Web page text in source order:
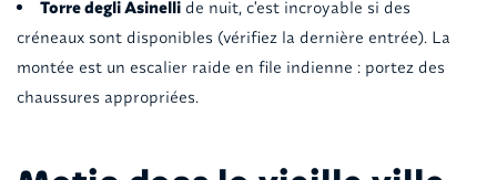
Torre degli Asinellide nuit, c'est incroyable si des
créneaux sont disponibles (vérifiez la dernière entrée). La
montée est un escalier raide en file indienne : portez des
chaussures appropriées.